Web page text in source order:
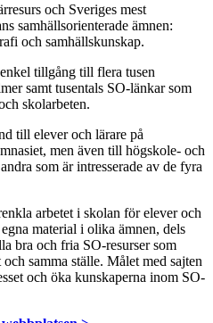
och Sveriges mest
samhällsorienterade ämnen:
och samhällskunskap.
tillgång till flera tusen
samt tusentals SO-länkar som
skolarbeten.
till elever och lärare på
men även till högskole- och
som är intresserade av de fyra
arbetet i skolan för elever och
material i olika ämnen, dels
bra och fria SO-resurser som
samma ställe. Målet med sajten
och öka kunskaperna inom SO-